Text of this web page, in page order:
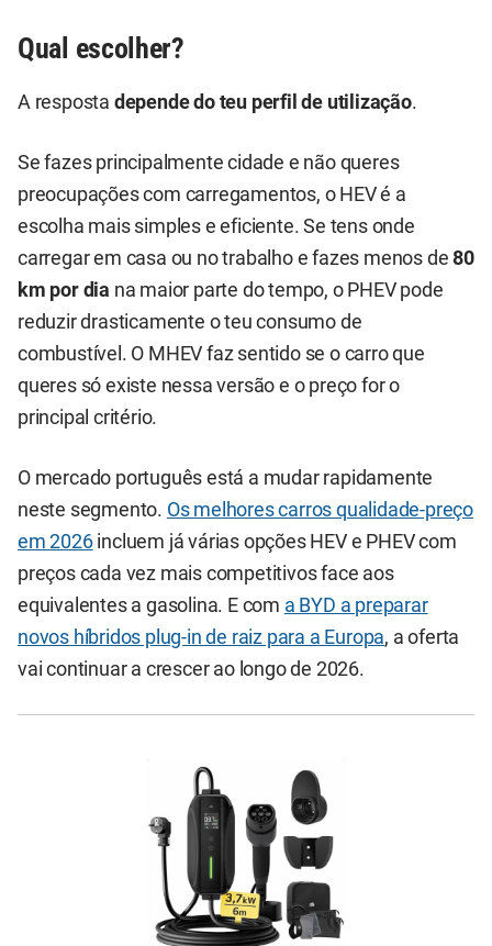
Qual escolher?
A resposta depende do teu perfil de utilização.
Se fazes principalmente cidade e não queres
preocupações com carregamentos, o HEV é a
escolha mais simples e eficiente. Se tens onde
carregar em casa ou no trabalho e fazes menos de80
km por dia na maior parte do tempo, o PHEV pode
reduzir drasticamente o teu consumo de
combustível. O MHEV faz sentido se o carro que
queres só existe nessa versão e o preço for o
principal critério.
O mercado português está a mudar rapidamente
neste segmento. Os melhores carros qualidade-preço
em 2026incluem já várias opções HEV e PHEV com
preços cada vez mais competitivos face aos
equivalentes a gasolina. E com a BYD a preparar
novos híbridos plug-in de raiz para a Europa, a oferta
vai continuar a crescer ao longo de 2026.